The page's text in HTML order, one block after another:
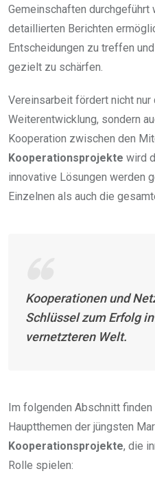
Gemeinschaften durchgeführt
detaillierten Berichten
Entscheidungen zu treffen
gezielt zu schärfen.
Vereinsarbeit fördert nicht
Weiterentwicklung, sondern
Kooperation zwischen den
Kooperationsprojekte wird
innovative Lösungen werden
Einzelnen als auch die
Kooperationen und
Schlüssel zum Erfolg
vernetzteren Welt.
Im folgenden Abschnitt
Hauptthemen der jüngsten
Kooperationsprojekte, die
Rolle spielen: